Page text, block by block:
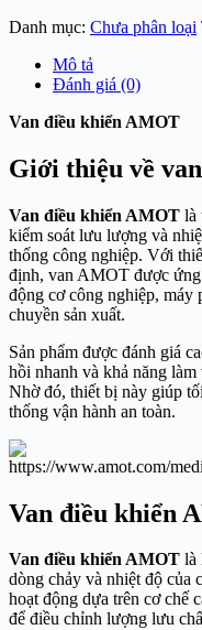
Danh mục: Chưa phân loại
Mô tả
Đánh giá (0)
Van điều khiển AMOT
Giới thiệu về
Van điều khiển AMOT là
kiểm soát lưu lượng và
thống công nghiệp. Với
định, van AMOT được
động cơ công nghiệp, máy
chuyền sản xuất.
Sản phẩm được đánh giá
hồi nhanh và khả năng
Nhờ đó, thiết bị này giúp
thống vận hành an toàn.
Van điều khiển
Van điều khiển AMOT là
dòng chảy và nhiệt độ của
hoạt động dựa trên cơ chế
để điều chỉnh lượng lưu